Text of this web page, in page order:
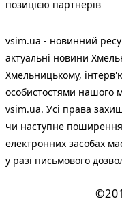
позицією партнерів
vsim.ua - новинний
актуальні новини
Хмельницькому,
особистостями нашого
vsim.ua. Усі права
чи наступне поширення
електронних засобах
у разі письмового